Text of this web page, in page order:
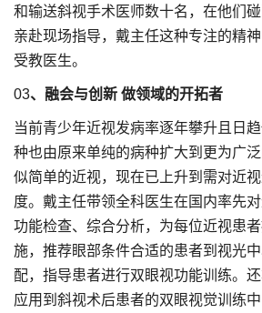
和输送斜视手术医师数十名，在他们
亲赴现场指导，戴主任这种专注的精
受教医生。
03、融会与创新 做领域的开拓者
当前青少年近视发病率逐年攀升且日
种也由原来单纯的病种扩大到更为广
似简单的近视，现在已上升到需对近
度。戴主任带领全科医生在国内率先
功能检查、综合分析，为每位近视患
施，推荐眼部条件合适的患者到视光
配，指导患者进行双眼视功能训练。
应用到斜视术后患者的双眼视觉训练